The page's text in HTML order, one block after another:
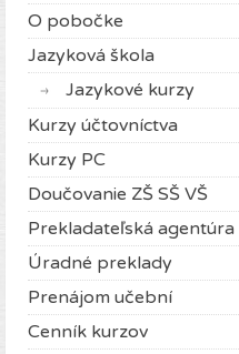
O pobočke
Jazyková škola
Jazykové kurzy
Kurzy účtovníctva
Kurzy PC
Doučovanie ZŠ SŠ VŠ
Prekladateľská agentúra
Úradné preklady
Prenájom učební
Cenník kurzov